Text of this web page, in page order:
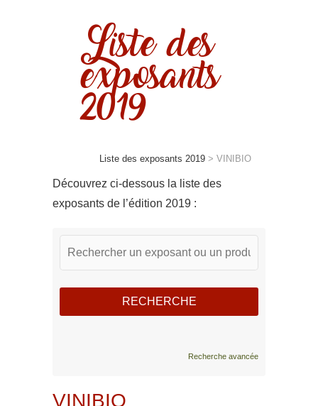
Liste des
exposants
2019
Liste des exposants 2019 > VINIBIO
Découvrez ci-dessous la liste des
exposants de l’édition 2019 :
Recherche avancée
VINIBIO